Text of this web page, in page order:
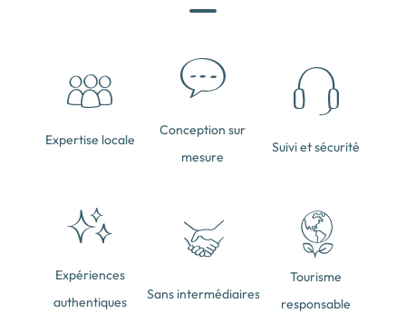
Expertise locale
Conception sur
mesure
Suivi et sécurité
Expériences
authentiques
Sans intermédiaires
Tourisme
responsable